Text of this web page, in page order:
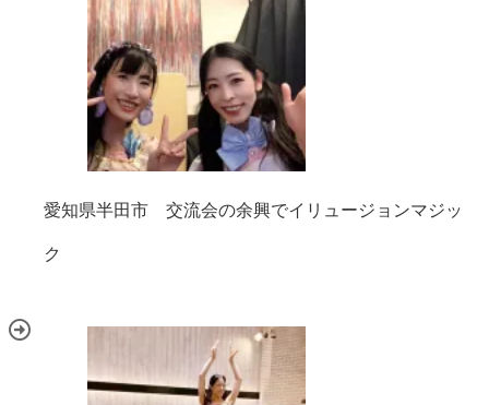
愛知県半田市 交流会の余興でイリュージョンマジッ
ク